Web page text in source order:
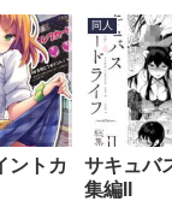
ントカ
同人
サキュバ
集編II